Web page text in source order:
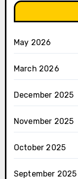
May 2026
March 2026
December 2025
November 2025
October 2025
September 2025